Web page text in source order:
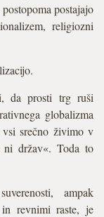
postajajo
religiozni
da prosti trg ruši
globalizma
srečno živimo v
ni držav«. Toda to
ampak
revnimi raste, je